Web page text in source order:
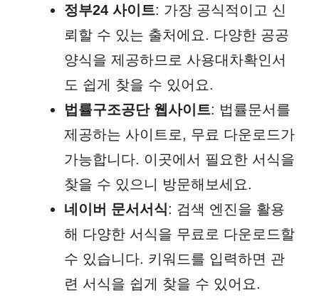
정부24 사이트: 가장 공식적이고 신
뢰할 수 있는 출처에요. 다양한 공공
양식을 제공하므로 사용대차확인서
도 쉽게 찾을 수 있어요.
법률구조공단 웹사이트: 법률문서를
제공하는 사이트로, 무료 다운로드가
가능합니다. 이곳에서 필요한 서식을
찾을 수 있으니 방문해보세요.
네이버 문서서식: 검색 엔진을 활용
해 다양한 서식을 무료로 다운로드할
수 있습니다. 키워드를 입력하면 관
련 서식을 쉽게 찾을 수 있어요.